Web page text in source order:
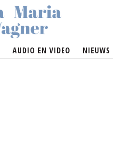
AUDIO EN VIDEO NIEUWS